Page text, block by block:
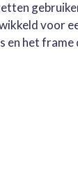
voor
en het